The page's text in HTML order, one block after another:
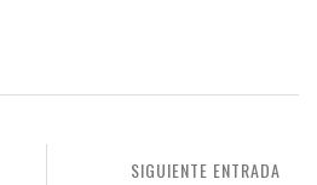
SIGUIENTE ENTRADA